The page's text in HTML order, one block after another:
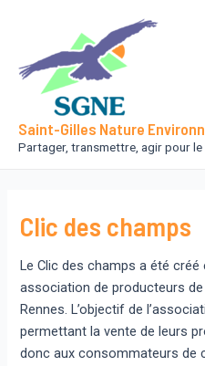
contenu
Saint-Gilles Nature
Partager, transmettre, agir pour le
Clic des champs
Le Clic des champs a été créé
association de producteurs
Rennes. L’objectif de
permettant la vente de leurs
donc aux consommateurs de